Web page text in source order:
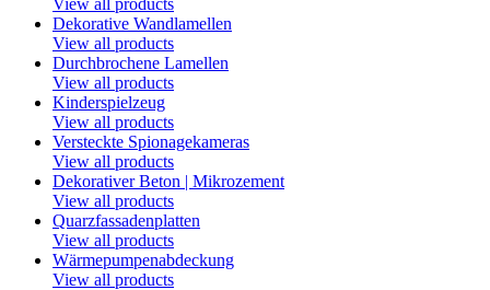
View all products
Dekorative Wandlamellen
View all products
Durchbrochene Lamellen
View all products
Kinderspielzeug
View all products
Versteckte Spionagekameras
View all products
Dekorativer Beton | Mikrozement
View all products
Quarzfassadenplatten
View all products
Wärmepumpenabdeckung
View all products